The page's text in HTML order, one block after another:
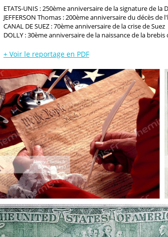
ETATS-UNIS : 250ème anniversaire de la signature de
JEFFERSON Thomas : 200ème anniversaire du décès
CANAL DE SUEZ : 70ème anniversaire de la crise de Suez
DOLLY : 30ème anniversaire de la naissance de la brebis
+ Voir le reportage en PDF